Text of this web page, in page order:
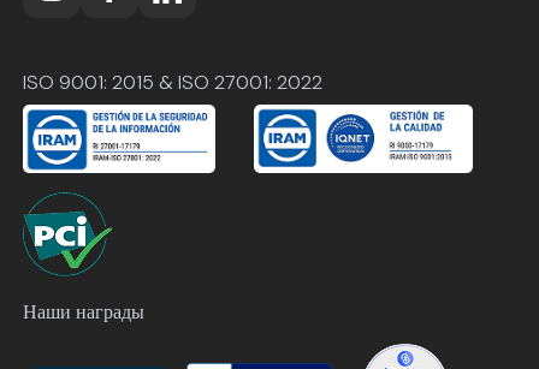
ISO 9001: 2015 & ISO 27001: 2022
Наши награды